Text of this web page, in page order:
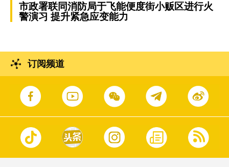
市政署联同消防局于飞能便度街小贩区进行火
警演习 提升紧急应变能力
订阅频道